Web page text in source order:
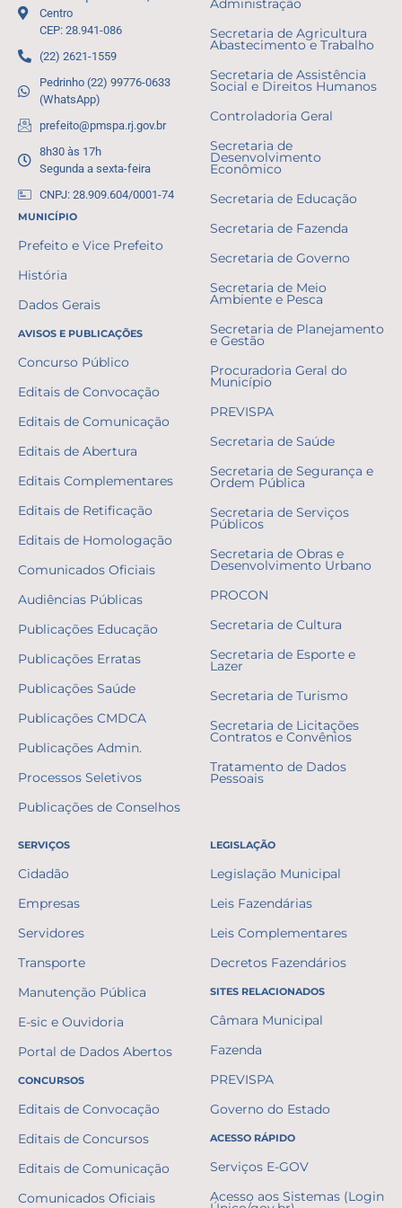
Centro
CEP: 28.941-086
(22) 2621-1559
Pedrinho (22) 99776-0633
(WhatsApp)
prefeito@pmspa.rj.gov.br
8h30 às 17h
Segunda a sexta-feira
CNPJ: 28.909.604/0001-74
MUNICÍPIO
Prefeito e Vice Prefeito
História
Dados Gerais
AVISOS E PUBLICAÇÕES
Concurso Público
Editais de Convocação
Editais de Comunicação
Editais de Abertura
Editais Complementares
Editais de Retificação
Editais de Homologação
Comunicados Oficiais
Audiências Públicas
Publicações Educação
Publicações Erratas
Publicações Saúde
Publicações CMDCA
Publicações Admin.
Processos Seletivos
Publicações de Conselhos
Administração
Secretaria de Agricultura
Abastecimento e Trabalho
Secretaria de Assistência
Social e Direitos Humanos
Controladoria Geral
Secretaria de
Desenvolvimento
Econômico
Secretaria de Educação
Secretaria de Fazenda
Secretaria de Governo
Secretaria de Meio
Ambiente e Pesca
Secretaria de Planejamento
e Gestão
Procuradoria Geral do
Município
PREVISPA
Secretaria de Saúde
Secretaria de Segurança e
Ordem Pública
Secretaria de Serviços
Públicos
Secretaria de Obras e
Desenvolvimento Urbano
PROCON
Secretaria de Cultura
Secretaria de Esporte e
Lazer
Secretaria de Turismo
Secretaria de Licitações
Contratos e Convênios
Tratamento de Dados
Pessoais
SERVIÇOS
Cidadão
Empresas
Servidores
Transporte
Manutenção Pública
E-sic e Ouvidoria
Portal de Dados Abertos
CONCURSOS
Editais de Convocação
Editais de Concursos
Editais de Comunicação
Comunicados Oficiais
LEGISLAÇÃO
Legislação Municipal
Leis Fazendárias
Leis Complementares
Decretos Fazendários
SITES RELACIONADOS
Câmara Municipal
Fazenda
PREVISPA
Governo do Estado
ACESSO RÁPIDO
Serviços E-GOV
Acesso aos Sistemas (Login